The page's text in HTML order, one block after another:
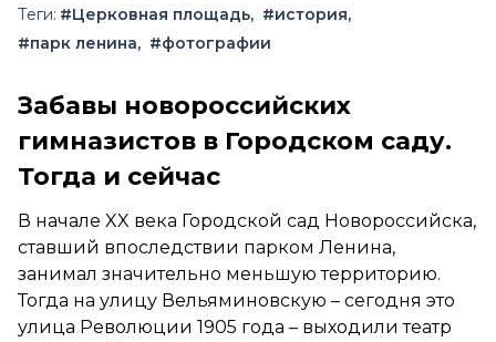
Теги: #Церковная площадь
#история
#парк ленина
#фотографии
Забавы новороссийских
гимназистов в Городском саду.
Тогда и сейчас
В начале XX века Городской сад Новороссийска,
ставший впоследствии парком Ленина,
занимал значительно меньшую территорию.
Тогда на улицу Вельяминовскую – сегодня это
улица Революции 1905 года – выходили театр